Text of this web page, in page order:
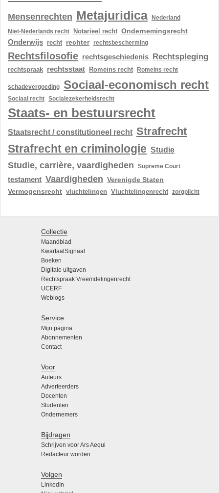
Mensenrechten Metajuridica
Nederland
Niet-Nederlands recht
Notarieel recht Ondernemingsrecht
Onderwijs recht rechter rechtsbescherming
Rechtsfilosofie rechtsgeschiedenis Rechtspleging
rechtspraak rechtsstaat Romeins recht Romeins recht
schadevergoeding Sociaal-economisch recht
Sociaal recht Socialezekerheidsrecht
Staats- en bestuursrecht
Staatsrecht / constitutioneel recht Strafrecht
Strafrecht en criminologie Studie
Studie, carrière, vaardigheden Supreme Court
testament Vaardigheden Verenigde Staten
Vermogensrecht vluchtelingen Vluchtelingenrecht zorgplicht
Collectie
Maandblad
KwartaalSignaal
Boeken
Digitale uitgaven
Rechtspraak Vreemdelingenrecht
UCERF
Weblogs
Service
Mijn pagina
Abonnementen
Contact
Voor
Auteurs
Adverteerders
Docenten
Studenten
Ondernemers
Bijdragen
Schrijven voor Ars Aequi
Redacteur worden
Volgen
LinkedIn